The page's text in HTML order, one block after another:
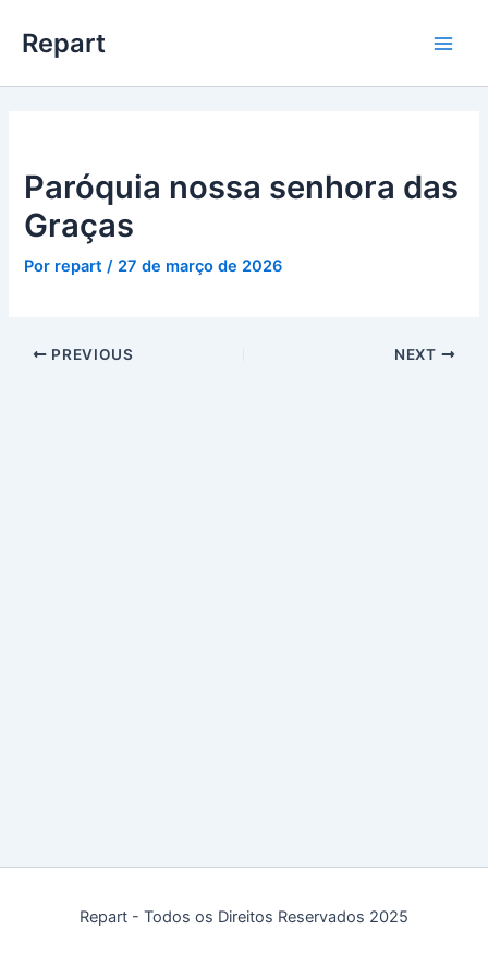
para
conteúdo
Repart
Paróquia nossa senhora das
Graças
Por repart/ 27 de março de 2026
PREVIOUS NEXT
Repart - Todos os Direitos Reservados 2025